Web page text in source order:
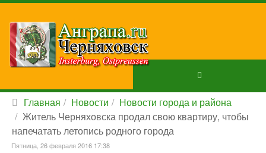
Главная Новости
Новости города и района
Житель Черняховска продал свою квартиру, чтобы
напечатать летопись родного города
Пятница, 26 февраля 2016 17:38